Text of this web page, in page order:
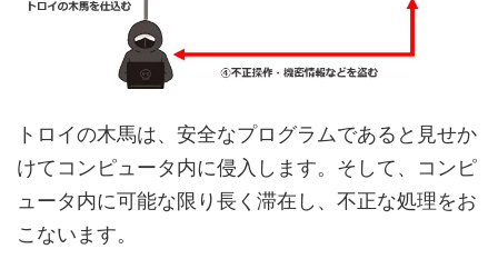
トロイの木馬は、安全なプログラムであると見せか
けてコンピュータ内に侵入します。そして、コンピ
ュータ内に可能な限り長く滞在し、不正な処理をお
こないます。